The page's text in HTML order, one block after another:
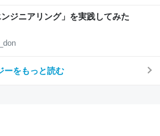
ジニアリング」を実践してみた
ーをもっと読む